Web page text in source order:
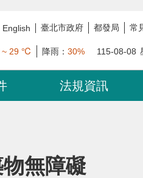
English 臺北市政府 都發局 常
~ 29 ℃ 降雨： 30% 115-08-08
法規資訊
無障礙